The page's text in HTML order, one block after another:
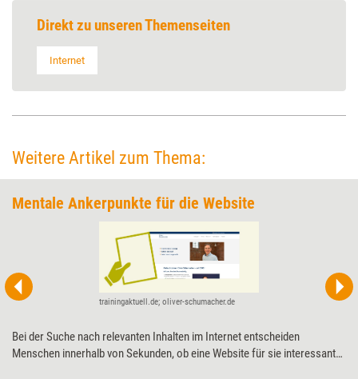
Direkt zu unseren Themenseiten
Internet
Weitere Artikel zum Thema:
Mentale Ankerpunkte für die Website
trainingaktuell.de; oliver-schumacher.de
Bei der Suche nach relevanten Inhalten im Internet entscheiden
Menschen innerhalb von Sekunden, ob eine Website für sie interessant